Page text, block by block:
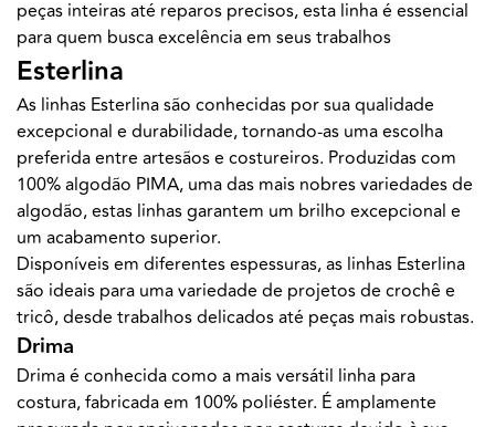
peças inteiras até reparos precisos, esta linha é essencial
para quem busca excelência em seus trabalhos
Esterlina
As linhas Esterlina são conhecidas por sua qualidade
excepcional e durabilidade, tornando-as uma escolha
preferida entre artesãos e costureiros. Produzidas com
100% algodão PIMA, uma das mais nobres variedades de
algodão, estas linhas garantem um brilho excepcional e
um acabamento superior.
Disponíveis em diferentes espessuras, as linhas Esterlina
são ideais para uma variedade de projetos de crochê e
tricô, desde trabalhos delicados até peças mais robustas.
Drima
Drima é conhecida como a mais versátil linha para
costura, fabricada em 100% poliéster. É amplamente